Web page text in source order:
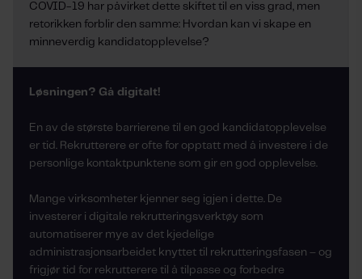
COVID-19 har påvirket dette skiftet til en viss grad, men
retorikken forblir den samme: Hvordan kan vi skape en
minneverdig kandidatopplevelse?
Løsningen? Gå digitalt!
En av de største barrierene til en god kandidatopplevelse
er tid. Rekrutterere er ofte for opptatt med å investere i de
personlige kontaktpunktene som gir en god opplevelse.
Mange virksomheter kjenner seg igjen i dette. De
investerer i digitale rekrutteringsverktøy som
automatiserer mye av det kjedelige
administrasjonsarbeidet knyttet til rekrutteringsfasen – og
frigjør tid for rekrutterere til å tilpasse og forbedre